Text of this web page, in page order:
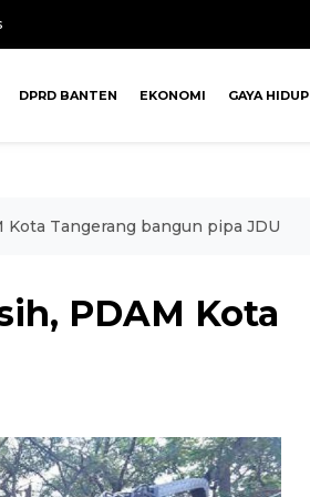
DPRD BANTEN EKONOMI GAYA HIDUP
Tangerang bangun pipa JDU
PDAM Kota